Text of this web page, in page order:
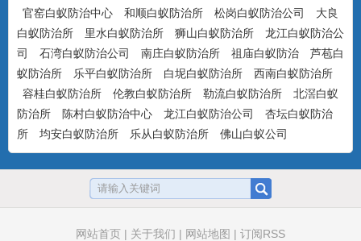
美国百户喜10%联苯菊酯乳油
产品特点：美国富美实公司出品，有刺激
气味，具有驱避和触杀作用...
卫豹·卫喜2.5%氟虫腈悬浮剂
非驱避剂型，无刺激气味，可杀可防，具
官窑白蚁防治中心
和顺白蚁防治所 松岗白蚁防治公司
大良
白蚁防治所
里水白蚁防治所 狮山白蚁防治所
龙江白蚁防治公
司
石湾白蚁防治公司 南庄白蚁防治所 祖庙白蚁防治
芦苞白
蚁防治所
乐平白蚁防治所 白坭白蚁防治所
西南白蚁防治所
容桂白蚁防治所
伦教白蚁防治所 勒流白蚁防治所
北滘白蚁
防治所
陈村白蚁防治中心 龙江白蚁防治公司
杏坛白蚁防治
所
均安白蚁防治所 乐从白蚁防治所 佛山白蚁公司
网站首页 | 关于我们 | 网站地图 | 订阅RSS